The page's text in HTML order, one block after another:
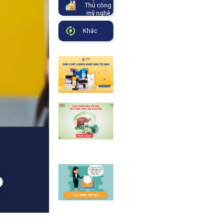
Thủ công
mỹ nghệ
Khác